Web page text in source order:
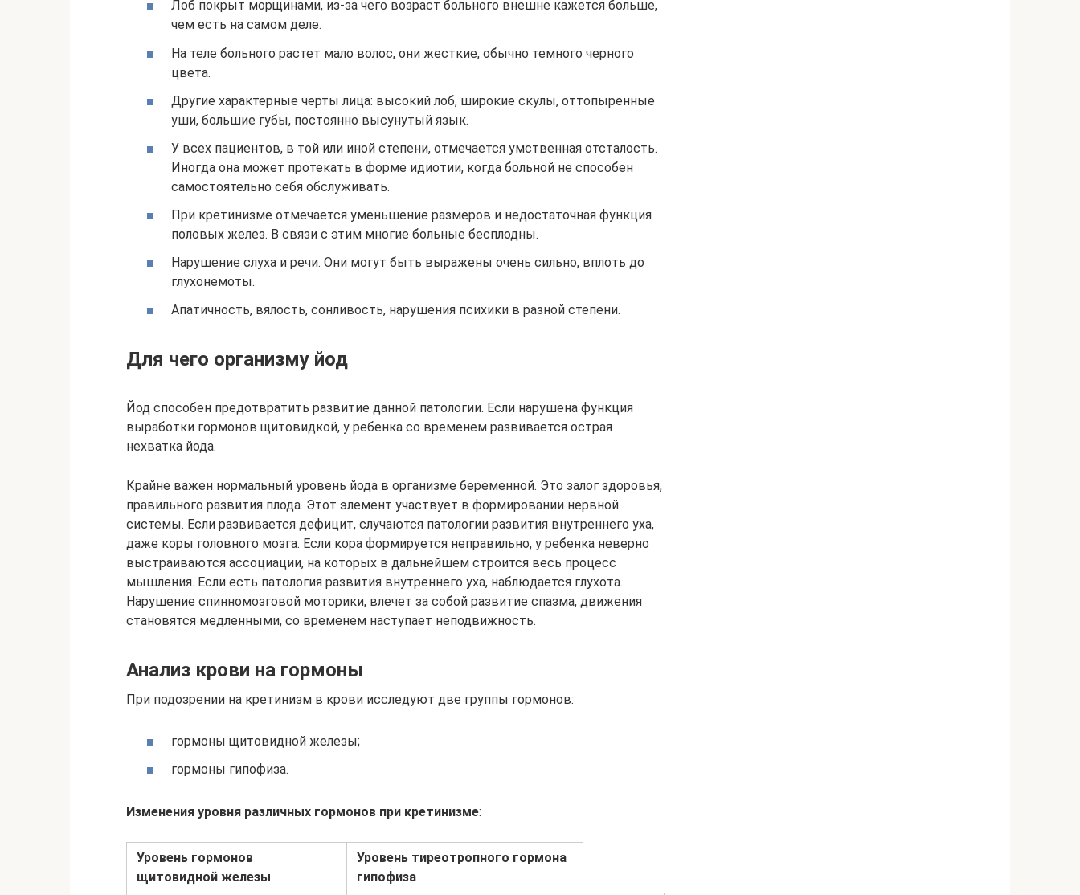
Лоб покрыт морщинами, из-за чего возраст больного внешне кажется больше,
чем есть на самом деле.
На теле больного растет мало волос, они жесткие, обычно темного черного
цвета.
Другие характерные черты лица: высокий лоб, широкие скулы, оттопыренные
уши, большие губы, постоянно высунутый язык.
У всех пациентов, в той или иной степени, отмечается умственная отсталость.
Иногда она может протекать в форме идиотии, когда больной не способен
самостоятельно себя обслуживать.
При кретинизме отмечается уменьшение размеров и недостаточная функция
половых желез. В связи с этим многие больные бесплодны.
Нарушение слуха и речи. Они могут быть выражены очень сильно, вплоть до
глухонемоты.
Апатичность, вялость, сонливость, нарушения психики в разной степени.
Для чего организму йод
Йод способен предотвратить развитие данной патологии. Если нарушена функция
выработки гормонов щитовидкой, у ребенка со временем развивается острая
нехватка йода.
Крайне важен нормальный уровень йода в организме беременной. Это залог здоровья,
правильного развития плода. Этот элемент участвует в формировании нервной
системы. Если развивается дефицит, случаются патологии развития внутреннего уха,
даже коры головного мозга. Если кора формируется неправильно, у ребенка неверно
выстраиваются ассоциации, на которых в дальнейшем строится весь процесс
мышления. Если есть патология развития внутреннего уха, наблюдается глухота.
Нарушение спинномозговой моторики, влечет за собой развитие спазма, движения
становятся медленными, со временем наступает неподвижность.
Анализ крови на гормоны
При подозрении на кретинизм в крови исследуют две группы гормонов:
гормоны щитовидной железы;
гормоны гипофиза.
Изменения уровня различных гормонов при кретинизме:
Уровень гормонов
щитовидной железы
Уровень тиреотропного гормона
гипофиза